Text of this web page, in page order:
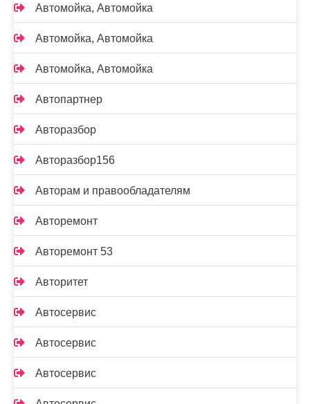
Автомойка, Автомойка
Автомойка, Автомойка
Автомойка, Автомойка
Автопартнер
Авторазбор
Авторазбор156
Авторам и правообладателям
Авторемонт
Авторемонт 53
Авторитет
Автосервис
Автосервис
Автосервис